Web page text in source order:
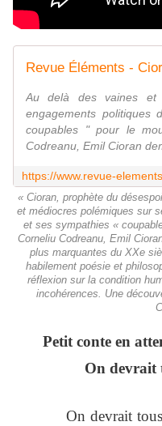
Au delà des vaines et
engagements politiques
coupables " pour le
Codreanu, Emil Cioran
« Cioran, prophète du
et médiocres polémiques sur
et ses sympathies «
Corneliu Codreanu, Emil
plus marquantes du XXe
habilement poésie et
réflexion sur la condition
incohérences. Une
Petit conte en
On devrait
On devrait